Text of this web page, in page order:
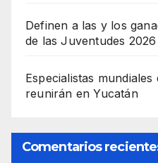
Definen a las y los
de las Juventudes 2026
Especialistas
reunirán en Yucatán
Comentarios